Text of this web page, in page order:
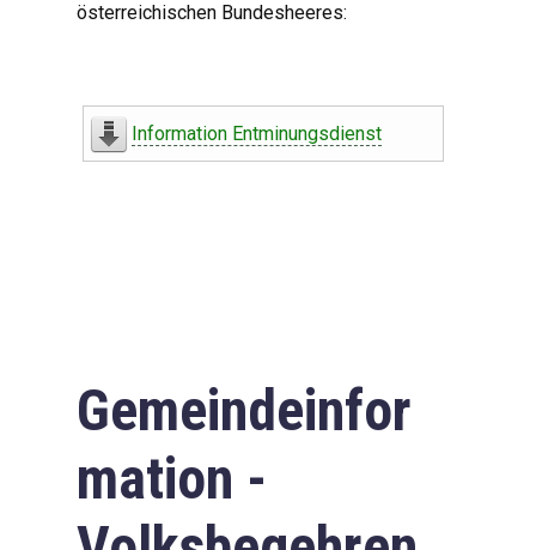
österreichischen Bundesheeres:
Information Entminungsdienst
Gemeindeinfor
mation -